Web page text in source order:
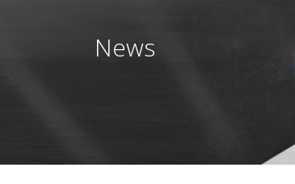
News